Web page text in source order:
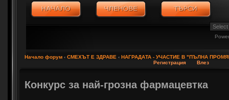
Начало форум ‹ СМЕХЪТ Е ЗДРАВЕ ‹ НАГРАДАТА - УЧАСТИЕ В "ПЪЛНА
Регистрация
Влез
Конкурс за най-грозна фармацевтка